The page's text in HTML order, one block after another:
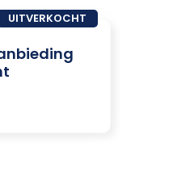
UITVERKOCHT